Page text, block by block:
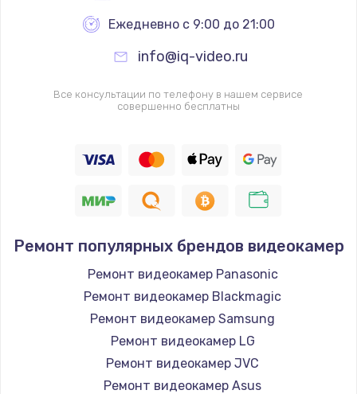
Ежедневно с 9:00 до 21:00
info@iq-video.ru
Все консультации по телефону в нашем сервисе
совершенно бесплатны
Ремонт популярных брендов видеокамер
Ремонт видеокамер Panasonic
Ремонт видеокамер Blackmagic
Ремонт видеокамер Samsung
Ремонт видеокамер LG
Ремонт видеокамер JVC
Ремонт видеокамер Asus